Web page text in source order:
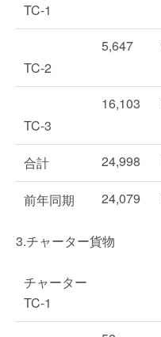
TC-1
TC-2
5,647
TC-3
16,103
合計 24,998
前年同期 24,079
3.チャーター貨物
チャーター
TC-1